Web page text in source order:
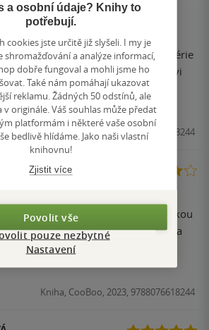
a je hezkým začátkem nové série
o Doubkovy nevlastním bratrovi
je dědicem elfhemského trůnu a
A o Suren, jejíž život je spíš
Suren je k Doubkovy ze začátku
s ním mít nic společného, ale nakonec
propojí.
Kniha, CooBoo, 2023, 9788076618244
navazuje na mou oblíbenou Férskou
rozjezd, ale o to větší jízda je na
chápu, že tohle někomu
to beru tak, že si nás autorka
závěrečný díl, tak to vše musela
děje, abychom už měli umetenou
Kniha, CooBoo, 2023, 9788076618244
a osobní údaje? Knihy to
potřebují.
cookies jste určitě již slyšeli. I my je
shromažďování a analýze informací,
dobře fungoval a mohli jsme ho
Také nám pomáhají ukazovat
reklamu. Žádných 50 odstínů, ale
v originále. Váš souhlas může předat
platformám i některé vaše osobní
bedlivě hlídáme. Jako naši vlastní
knihovnu!
Zjistit více
Povolit vše
pouze nezbytné
Nastavení